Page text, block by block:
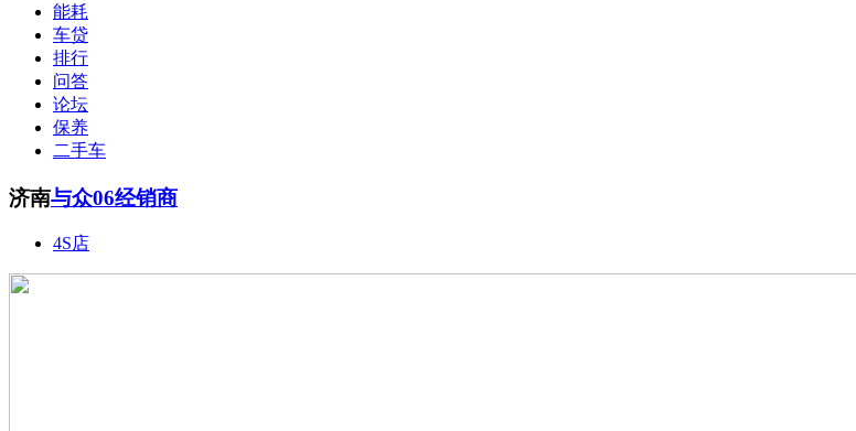
能耗
车贷
排行
问答
论坛
保养
二手车
济南与众06经销商
4S店